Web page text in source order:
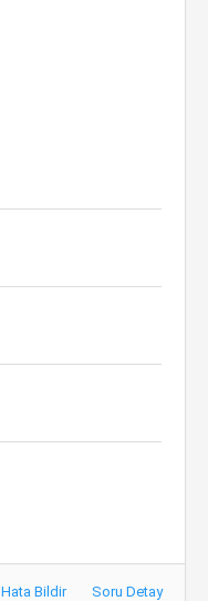
Hata Bildir Soru Detay